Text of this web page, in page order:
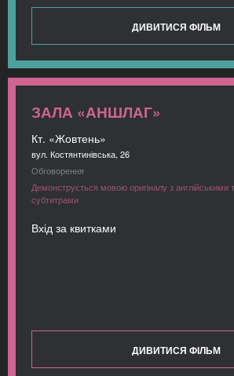
ДИВИТИСЯ ФІЛЬМ
ЗАЛА «АНШЛАГ»
Кт. «Жовтень»
вул. Костянтинівська, 26
Обговорення
Демонструється мовою оригіналу з англійськими
субтитрами
Вхід за квитками
ДИВИТИСЯ ФІЛЬМ